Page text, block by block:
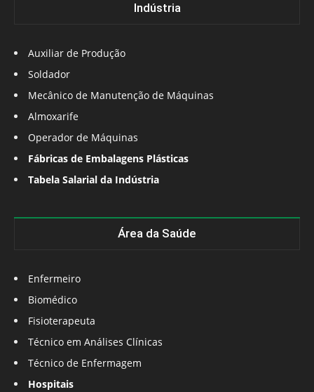
Indústria
Auxiliar de Produção
Soldador
Mecânico de Manutenção de Máquinas
Almoxarife
Operador de Máquinas
Fábricas de Embalagens Plásticas
Tabela Salarial da Indústria
Área da Saúde
Enfermeiro
Biomédico
Fisioterapeuta
Técnico em Análises Clínicas
Técnico de Enfermagem
Hospitais